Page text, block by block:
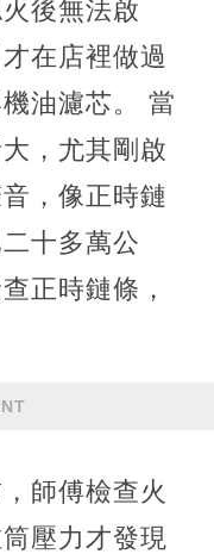
後無法啟
在店裡做過
油濾芯。 當
，尤其剛啟
，像正時鏈
十多萬公
正時鏈條，
師傅檢查火
壓力才發現